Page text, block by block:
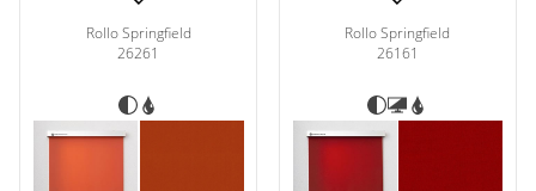
Rollo Springfield
26261
Rollo Springfield
26161